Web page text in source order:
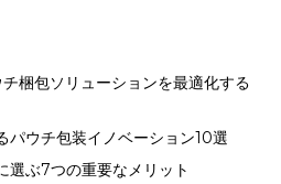
梱包ソリューションを最適化する
パウチ包装イノベーション10選
ぶ7つの重要なメリット